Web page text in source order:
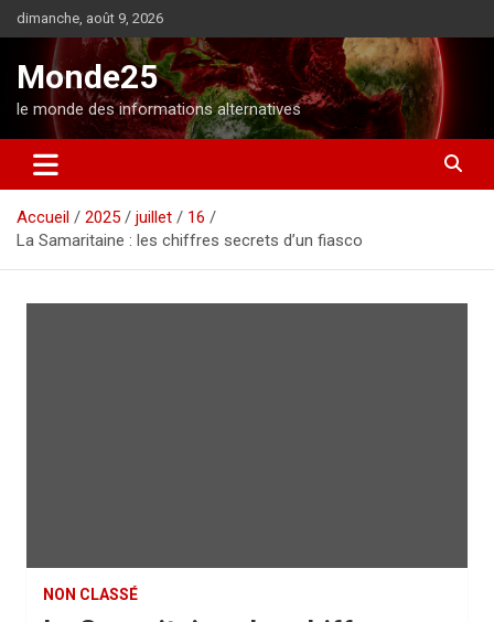
l
o
e
dimanche, août 9, 2026
Monde25
le monde des informations alternatives
Accueil 2025 juillet
16
La Samaritaine : les chiffres secrets d’un fiasco
NON CLASSÉ